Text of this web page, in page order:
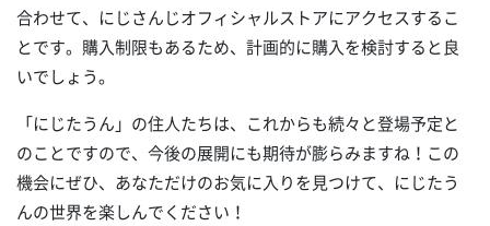
合わせて、にじさんじオフィシャルストアにアクセスするこ
とです。購入制限もあるため、計画的に購入を検討すると良
いでしょう。
「にじたうん」の住人たちは、これからも続々と登場予定と
のことですので、今後の展開にも期待が膨らみますね！この
機会にぜひ、あなただけのお気に入りを見つけて、にじたう
んの世界を楽しんでください！